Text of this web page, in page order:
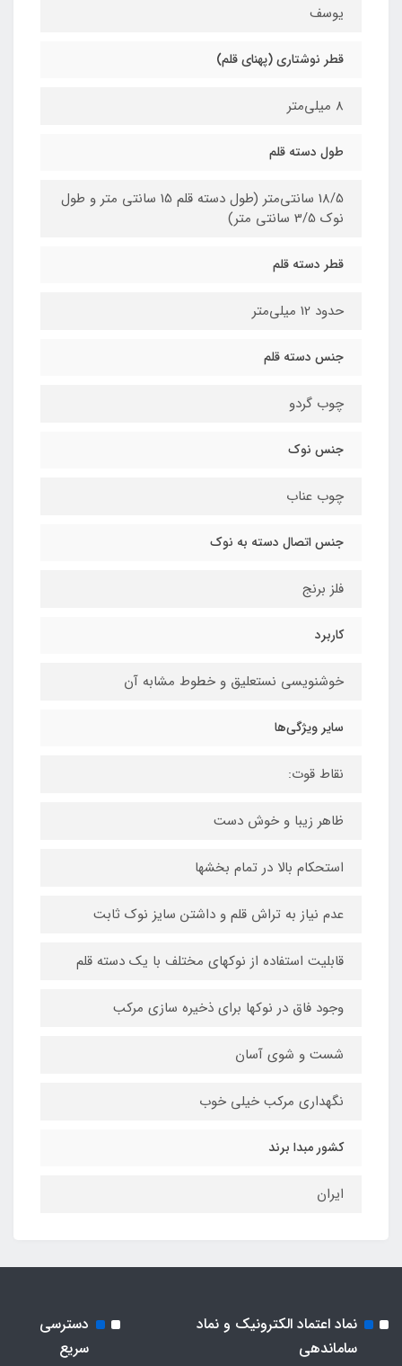
یوسف
قطر نوشتاری (پهنای قلم)
8 میلی‌متر
طول دسته قلم
18/5 سانتی‌متر (طول دسته قلم 15 سانتی متر و طول
نوک 3/5 سانتی متر)
قطر دسته قلم
حدود 12 میلی‌متر
جنس دسته قلم
چوب گردو
جنس نوک
چوب عناب
جنس اتصال دسته به نوک
فلز برنج
کاربرد
خوشنویسی نستعلیق و خطوط مشابه آن
سایر ویژگی‌ها
نقاط قوت:
ظاهر زیبا و خوش دست
استحکام بالا در تمام بخشها
عدم نیاز به تراش قلم و داشتن سایز نوک ثابت
قابلیت استفاده از نوکهای مختلف با یک دسته قلم
وجود فاق در نوکها برای ذخیره سازی مرکب
شست و شوی آسان
نگهداری مرکب خیلی خوب
کشور مبدا برند
ایران
نماد اعتماد الکترونیک و نماد
ساماندهی
دسترسی
سریع